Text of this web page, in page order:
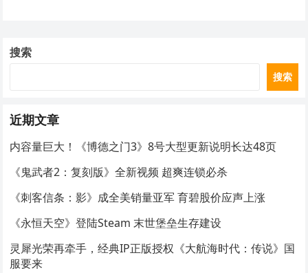
搜索
搜索
近期文章
内容量巨大！《博德之门3》8号大型更新说明长达48页
《鬼武者2：复刻版》全新视频 超爽连锁必杀
《刺客信条：影》成全美销量亚军 育碧股价应声上涨
《永恒天空》登陆Steam 末世堡垒生存建设
灵犀光荣再牵手，经典IP正版授权《大航海时代：传说》国
服要来